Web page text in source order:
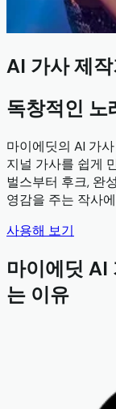
AI 가사 제
독창적인 노
마이에딧의 AI 가
지널 가사를 쉽게
벌스부터 후크, 완
영감을 주는 작사
사용해 보기
마이에딧 AI
는 이유